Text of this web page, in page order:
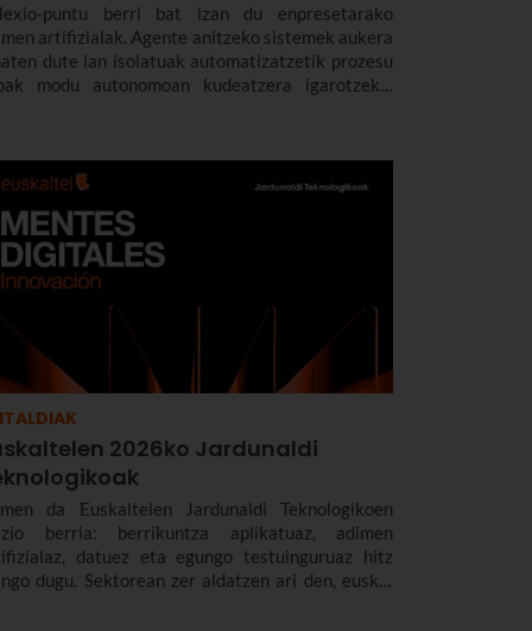
puntu berri bat izan du enpresetarako
artifizialak. Agente anitzeko sistemek aukera
dute lan isolatuak automatizatzetik prozesu
modu autonomoan kudeatzera igarotzeko.
hobetzeko.
2026ko Jardunaldi
da Euskaltelen Jardunaldi Teknologikoen
berria: berrikuntza aplikatuaz, adimen
datuez eta egungo testuinguruaz hitz
dugu. Sektorean zer aldatzen ari den, euskal